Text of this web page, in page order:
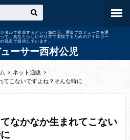
タルで変革するという旗の元、通販プロデュースを通
て、あなたらしいやり方で実現するためのアナロジー
視点で提供しています。
ーサー西村公児
ネット通販
てこないですよね？そんな時に
なかなか生まれてこない